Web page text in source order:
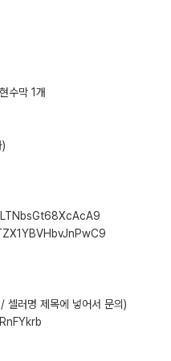
수막 1개
러명 제목에 넣어서 문의)